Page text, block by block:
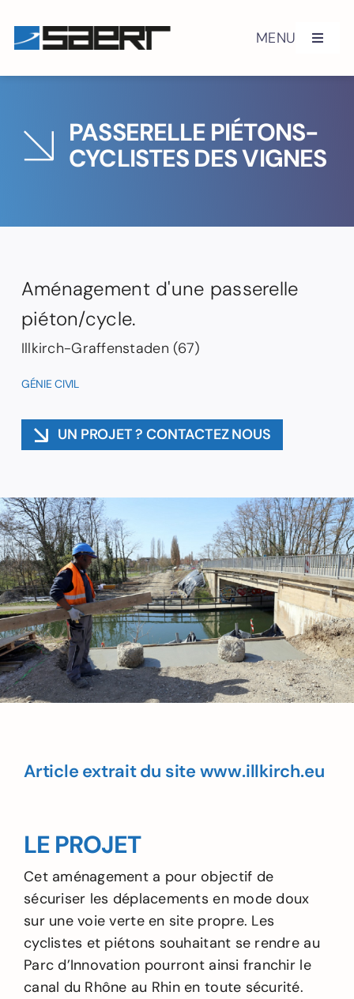
content
MENU
Toggle
Histoire
Engagements QSE
Équipements routiers
Réalisations
Contact
PASSERELLE PIÉTONS-
CYCLISTES DES VIGNES
Aménagement d'une passerelle
piéton/cycle.
Illkirch-Graffenstaden (67)
GÉNIE CIVIL
UN PROJET ? CONTACTEZ NOUS
Article extrait du site www.illkirch.eu
LE PROJET
Cet aménagement a pour objectif de
sécuriser les déplacements en mode doux
sur une voie verte en site propre. Les
cyclistes et piétons souhaitant se rendre au
Parc d’Innovation pourront ainsi franchir le
canal du Rhône au Rhin en toute sécurité.